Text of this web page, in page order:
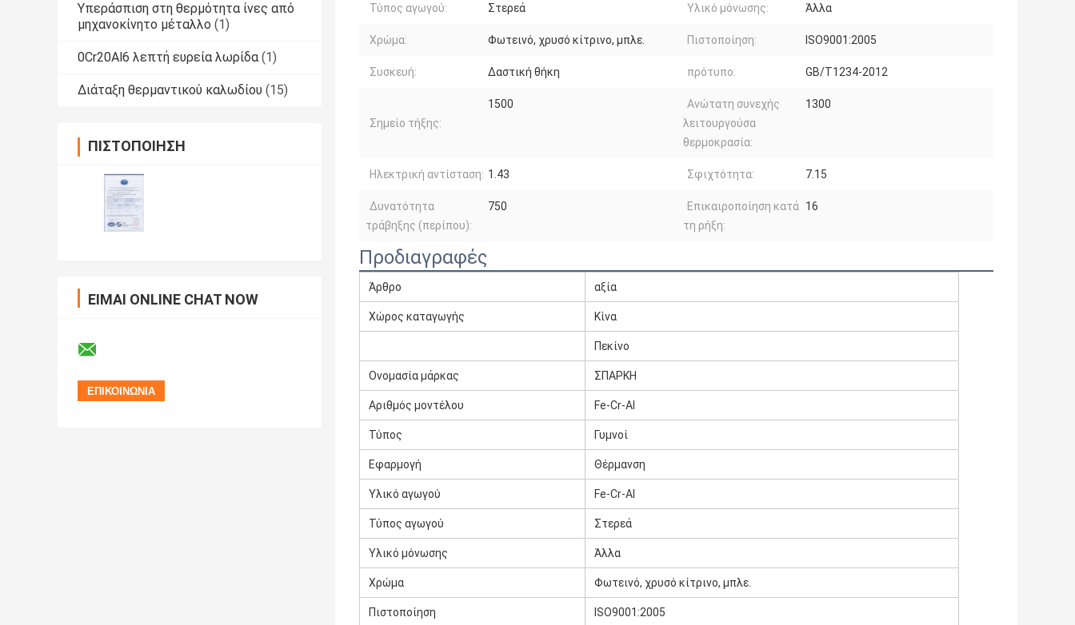
Υπεράσπιση στη θερμότητα ίνες από
μηχανοκίνητο μέταλλο (1)
0Cr20Al6 λεπτή ευρεία λωρίδα (1)
Διάταξη θερμαντικού καλωδίου (15)
ΠΙΣΤΟΠΟΊΗΣΗ
ΕΊΜΑΙ ONLINE CHAT NOW
Τύπος αγωγού: Στερεά Υλικό μόνωσης: Άλλα
Χρώμα: Φωτεινό, χρυσό κίτρινο, μπλε. Πιστοποίηση: ISO9001:2005
Συσκευή: Δαστική θήκη πρότυπο: GB/T1234-2012
Σημείο τήξης:
1500
Ανώτατη συνεχής
λειτουργούσα
θερμοκρασία:
1300
Ηλεκτρική αντίσταση: 1.43 Σφιχτότητα: 7.15
Δυνατότητα
τράβηξης (περίπου):
750
Επικαιροποίηση κατά
τη ρήξη:
16
Προδιαγραφές
Άρθρο αξία
Χώρος καταγωγής Κίνα
Πεκίνο
Ονομασία μάρκας ΣΠΑΡΚΗ
Αριθμός μοντέλου Fe-Cr-Al
Τύπος Γυμνοί
Εφαρμογή Θέρμανση
Υλικό αγωγού Fe-Cr-Al
Τύπος αγωγού Στερεά
Υλικό μόνωσης Άλλα
Χρώμα Φωτεινό, χρυσό κίτρινο, μπλε.
Πιστοποίηση ISO9001:2005